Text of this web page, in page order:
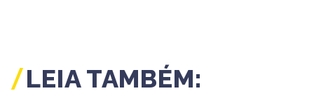
LEIA TAMBÉM: